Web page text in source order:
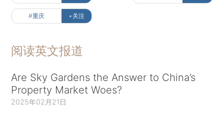
#重庆 +关注
阅读英文报道
Are Sky Gardens the Answer to China’s
Property Market Woes?
2025年02月21日